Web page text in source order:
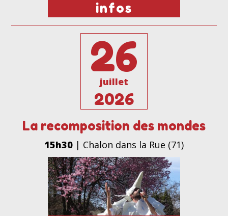
infos
26
juillet
2026
La recomposition des mondes
15h30| Chalon dans la Rue (71)